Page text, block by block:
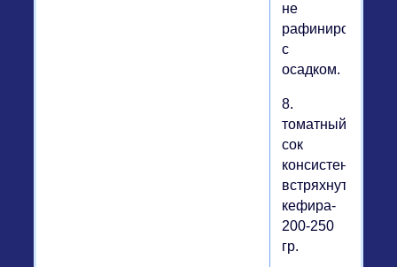
не
рафинированное
с
осадком.
8.
томатный
сок
консистенции
встряхнутого
кефира-
200-250
гр.